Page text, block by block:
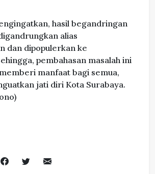
hasil begandringan
alias
dan dipopulerkan ke
pembahasan masalah ini
manfaat bagi semua,
jati diri Kota Surabaya.